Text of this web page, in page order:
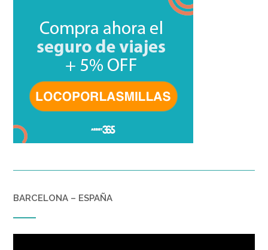
BARCELONA – ESPAÑA